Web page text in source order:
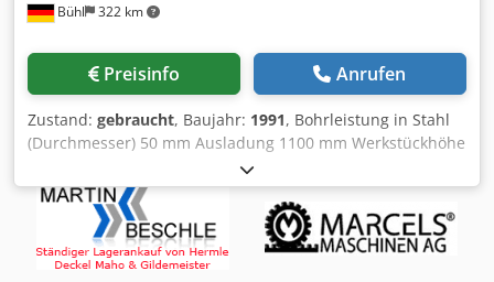
Bühl 322 km
Preisinfo Anrufen
Zustand: gebraucht, Baujahr: 1991, Bohrleistung in Stahl
(Durchmesser) 50 mm Ausladung 1100 mm Werkstückhöhe
- max. ca. 1000 mm Bohrleistung in Guss 60 mm
Spindelaufnahme MK 5 Spindeldrehzahlen 28 - 2500
U/min Vorschübe 0,05 - 2 mm/U Pinolenhub 300 mm
Abstand Grundplatte - Spindelnase 630 - 1380 mm
Auslegerverstellung vertikal 750 mm